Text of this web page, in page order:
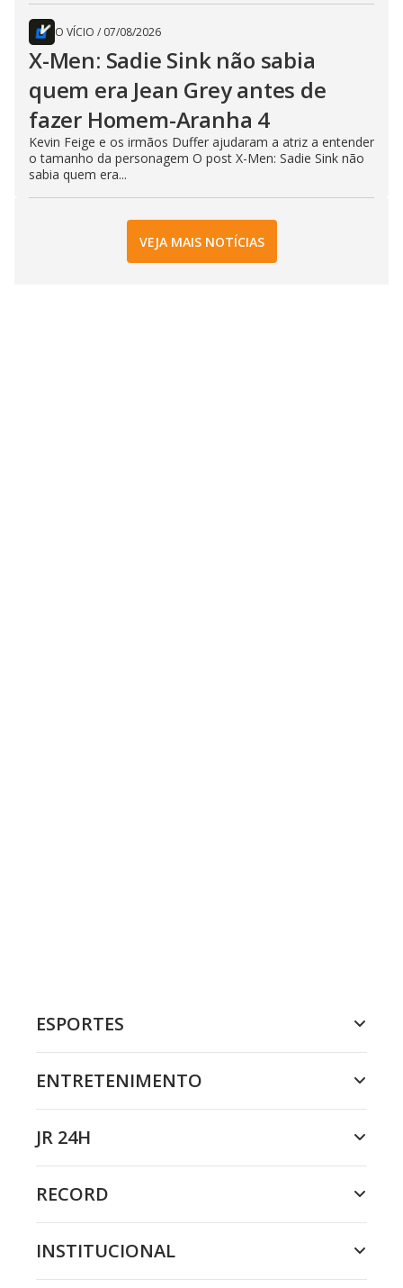
O VÍCIO / 07/08/2026
X-Men: Sadie Sink não sabia
quem era Jean Grey antes de
fazer Homem-Aranha 4
Kevin Feige e os irmãos Duffer ajudaram a atriz a entender
o tamanho da personagem O post X-Men: Sadie Sink não
sabia quem era...
VEJA MAIS NOTÍCIAS
ESPORTES
ENTRETENIMENTO
JR 24H
RECORD
INSTITUCIONAL